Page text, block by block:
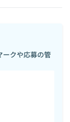
ークや応募の管